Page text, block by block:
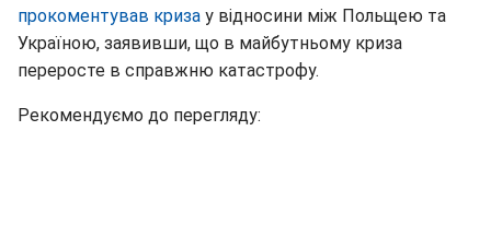
прокоментував криза у відносини між Польщею та
Україною, заявивши, що в майбутньому криза
переросте в справжню катастрофу.
Рекомендуємо до перегляду: